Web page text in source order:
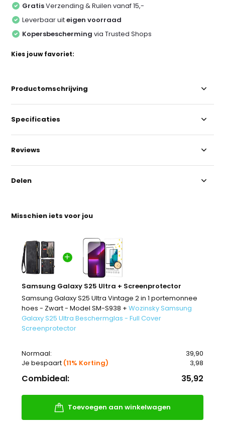
GratisVerzending & Ruilen vanaf 15,-
Leverbaar uiteigen voorraad
Kopersbescherming via Trusted Shops
Kies jouw favoriet:
Misschien iets voor jou
Samsung Galaxy S25 Ultra + Screenprotector
Samsung Galaxy S25 Ultra Vintage 2 in 1 portemonnee
hoes - Zwart - Model SM-S938 + Wozinsky Samsung
Galaxy S25 Ultra Beschermglas - Full Cover
Screenprotector
Normaal:
39,90
Je bespaart (11% Korting) 3,98
Combideal: 35,92
Toevoegen aan winkelwagen
Productomschrijving
Specificaties
Reviews
Delen